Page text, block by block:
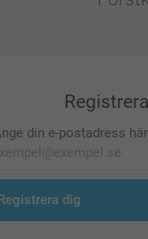
din e-postadress här
dig